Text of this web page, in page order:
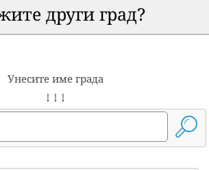
други град?
Унесите име града
↓ ↓ ↓